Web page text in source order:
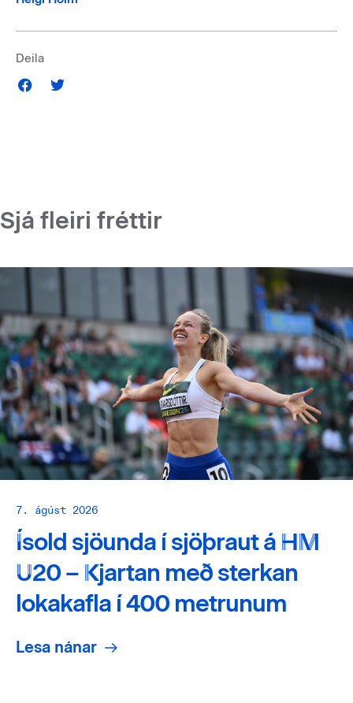
Deila
Sjá fleiri fréttir
7. ágúst 2026
Ísold sjöunda í sjöþraut á HM
U20 – Kjartan með sterkan
lokakafla í 400 metrunum
Lesa nánar